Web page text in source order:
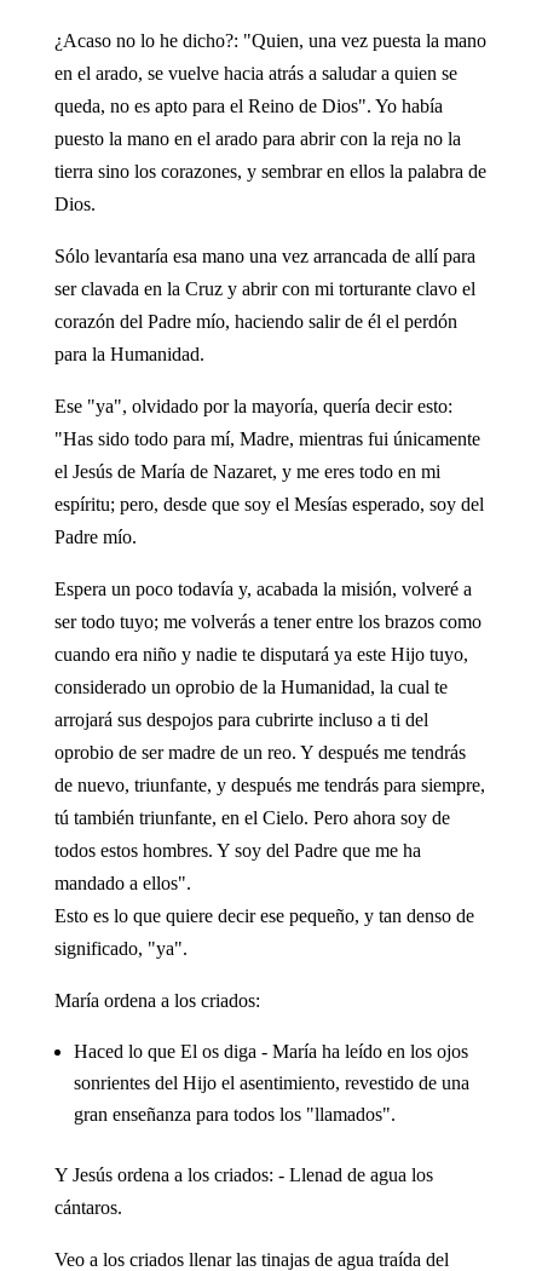
¿Acaso no lo he dicho?: "Quien, una vez puesta la mano
en el arado, se vuelve hacia atrás a saludar a quien se
queda, no es apto para el Reino de Dios". Yo había
puesto la mano en el arado para abrir con la reja no la
tierra sino los corazones, y sembrar en ellos la palabra de
Dios.
Sólo levantaría esa mano una vez arrancada de allí para
ser clavada en la Cruz y abrir con mi torturante clavo el
corazón del Padre mío, haciendo salir de él el perdón
para la Humanidad.
Ese "ya", olvidado por la mayoría, quería decir esto:
"Has sido todo para mí, Madre, mientras fui únicamente
el Jesús de María de Nazaret, y me eres todo en mi
espíritu; pero, desde que soy el Mesías esperado, soy del
Padre mío.
Espera un poco todavía y, acabada la misión, volveré a
ser todo tuyo; me volverás a tener entre los brazos como
cuando era niño y nadie te disputará ya este Hijo tuyo,
considerado un oprobio de la Humanidad, la cual te
arrojará sus despojos para cubrirte incluso a ti del
oprobio de ser madre de un reo. Y después me tendrás
de nuevo, triunfante, y después me tendrás para siempre,
tú también triunfante, en el Cielo. Pero ahora soy de
todos estos hombres. Y soy del Padre que me ha
mandado a ellos".
Esto es lo que quiere decir ese pequeño, y tan denso de
significado, "ya".
María ordena a los criados:
Haced lo que El os diga - María ha leído en los ojos
sonrientes del Hijo el asentimiento, revestido de una
gran enseñanza para todos los "llamados".
Y Jesús ordena a los criados: - Llenad de agua los
cántaros.
Veo a los criados llenar las tinajas de agua traída del